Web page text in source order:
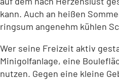
kann. Auch an heißen
ringsum angenehm kühlen
Wer seine Freizeit aktiv
Minigolfanlage, eine
nutzen. Gegen eine kleine